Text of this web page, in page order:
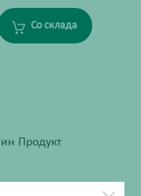
Со склада
Продукт